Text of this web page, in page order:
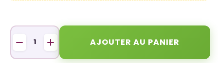
AJOUTER AU PANIER